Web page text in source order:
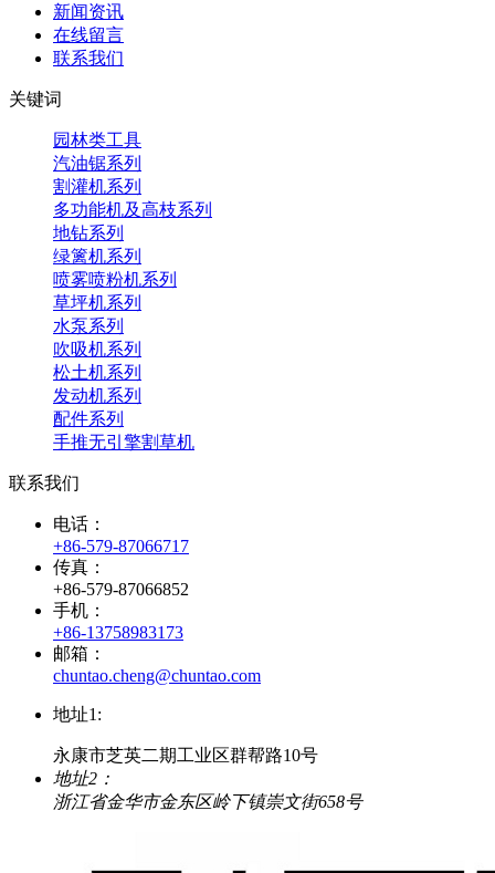
新闻资讯
在线留言
联系我们
关键词
园林类工具
汽油锯系列
割灌机系列
多功能机及高枝系列
地钻系列
绿篱机系列
喷雾喷粉机系列
草坪机系列
水泵系列
吹吸机系列
松土机系列
发动机系列
配件系列
手推无引擎割草机
联系我们
电话：
+86-579-87066717
传真：
+86-579-87066852
手机：
+86-13758983173
邮箱：
chuntao.cheng@chuntao.com
地址1:
永康市芝英二期工业区群帮路10号
地址2：
浙江省金华市金东区岭下镇崇文街658号